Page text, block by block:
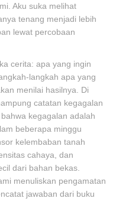
Aku suka melihat
tenang menjadi lebih
lewat percobaan
cerita: apa yang ingin
langkah apa yang
menilai hasilnya. Di
catatan kegagalan
kegagalan adalah
beberapa minggu
kelembaban tanah
cahaya, dan
dari bahan bekas.
menuliskan pengamatan
jawaban dari buku